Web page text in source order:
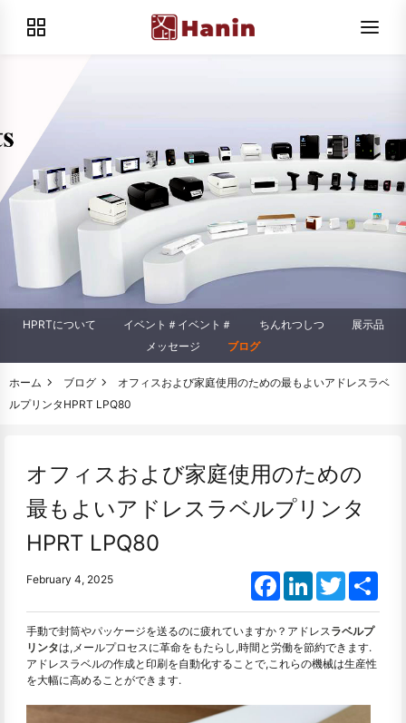
HPRTについて イベント＃イベント＃ ちんれつしつ
展示品
メッセージ
ブログ
ホーム ブログ
オフィスおよび家庭使用のための最もよいアドレスラベ
ルプリンタHPRT LPQ80
オフィスおよび家庭使用のための
最もよいアドレスラベルプリンタ
HPRT LPQ80
February 4, 2025 FacebookLinkedInTwitter
手動で封筒やパッケージを送るのに疲れていますか？アドレスラベルプ
リンタは,メールプロセスに革命をもたらし,時間と労働を節約できます.
アドレスラベルの作成と印刷を自動化することで,これらの機械は生産性
を大幅に高めることができます.